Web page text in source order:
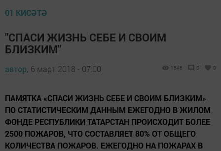
01 КИСӘТӘ
"СПАСИ ЖИЗНЬ СЕБЕ И СВОИМ
БЛИЗКИМ"
автор, 6 март 2018 - 07:00 1546 0 0
ПАМЯТКА «СПАСИ ЖИЗНЬ СЕБЕ И СВОИМ БЛИЗКИМ»
ПО СТАТИСТИЧЕСКИМ ДАННЫМ ЕЖЕГОДНО В ЖИЛОМ
ФОНДЕ РЕСПУБЛИКИ ТАТАРСТАН ПРОИСХОДИТ БОЛЕЕ
2500 ПОЖАРОВ, ЧТО СОСТАВЛЯЕТ 80% ОТ ОБЩЕГО
КОЛИЧЕСТВА ПОЖАРОВ. ЕЖЕГОДНО НА ПОЖАРАХ В